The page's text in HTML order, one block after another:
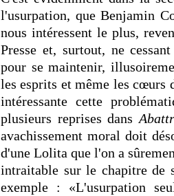
l'usurpation, que Benjamin
nous intéressent le plus,
Presse et, surtout, ne
pour se maintenir,
les esprits et même les cœurs
intéressante cette
plusieurs reprises dans
avachissement moral doit
d'une Lolita que l'on a
intraitable sur le chapitre de
exemple : «L'usurpation